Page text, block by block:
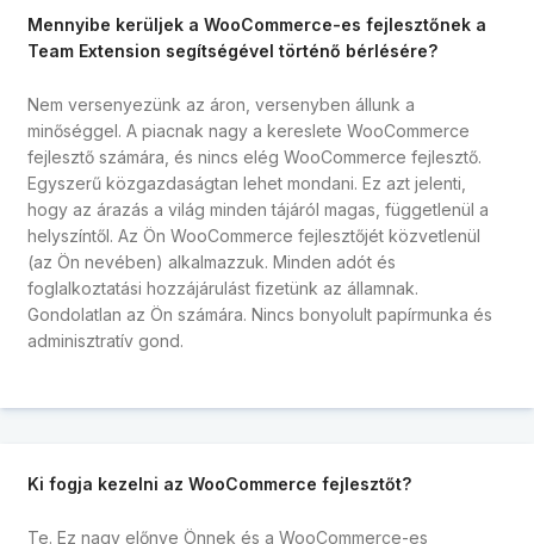
Mennyibe kerüljek a WooCommerce-es fejlesztőnek a
Team Extension segítségével történő bérlésére?
Nem versenyezünk az áron, versenyben állunk a
minőséggel. A piacnak nagy a kereslete WooCommerce
fejlesztő számára, és nincs elég WooCommerce fejlesztő.
Egyszerű közgazdaságtan lehet mondani. Ez azt jelenti,
hogy az árazás a világ minden tájáról magas, függetlenül a
helyszíntől. Az Ön WooCommerce fejlesztőjét közvetlenül
(az Ön nevében) alkalmazzuk. Minden adót és
foglalkoztatási hozzájárulást fizetünk az államnak.
Gondolatlan az Ön számára. Nincs bonyolult papírmunka és
adminisztratív gond.
Ki fogja kezelni az WooCommerce fejlesztőt?
Te. Ez nagy előnye Önnek és a WooCommerce-es